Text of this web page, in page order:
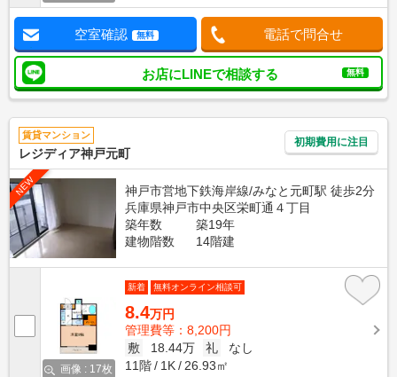
空室確認 無料 電話で問合せ
お店にLINEで相談する 無料
賃貸マンション
レジディア神戸元町
初期費用に注目
NEW
神戸市営地下鉄海岸線/みなと元町駅 徒歩2分
兵庫県神戸市中央区栄町通４丁目
築年数
築19年
建物階数
14階建
画像 : 17枚
新着 無料オンライン相談可
8.4万円
管理費等：8,200円
敷
18.44万 礼
なし
11階
1K 26.93㎡